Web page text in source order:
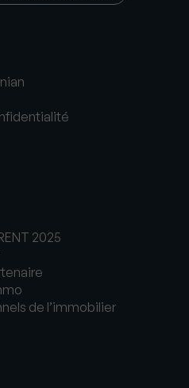
2025
de l’immobilier